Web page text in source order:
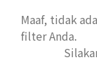
Maaf, tidak
filter Anda.